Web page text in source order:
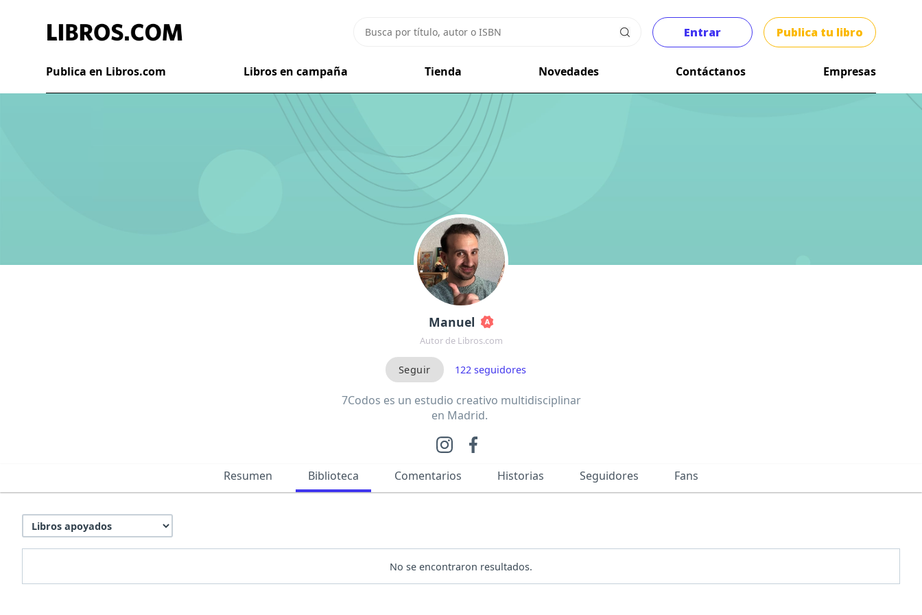
Entrar Publica tu libro
Publica en Libros.com Libros en campaña Tienda Novedades Contáctanos Empresas
Manuel
Autor de Libros.com
122seguidores
7Codos es un estudio creativo multidisciplinar
en Madrid.
Resumen Biblioteca Comentarios Historias Seguidores Fans
No se encontraron resultados.